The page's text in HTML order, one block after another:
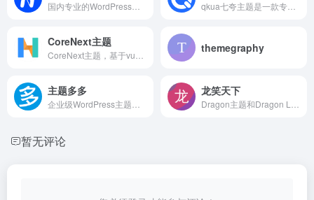
CoreNext主题 themegraphy
主题多多 龙笑天下
暂无评论